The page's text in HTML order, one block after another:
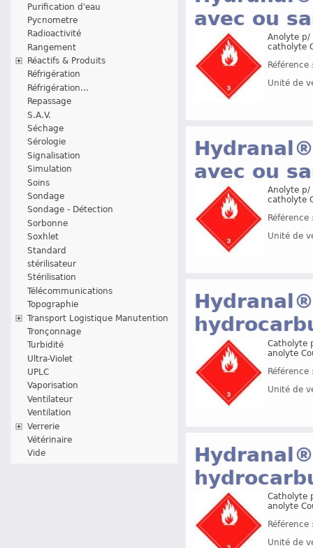
Purification d'eau
Pycnometre
Radioactivité
Rangement
Réactifs & Produits
Réfrigération
Réfrigération...
Repassage
S.A.V.
Séchage
Sérologie
Signalisation
Simulation
Soins
Sondage
Sondage - Détection
Sorbonne
Soxhlet
Standard
stérilisateur
Stérilisation
Télécommunications
Topographie
Transport Logistique Manutention
Tronçonnage
Turbidité
Ultra-Violet
UPLC
Vaporisation
Ventilateur
Ventilation
Verrerie
Vétérinaire
Vide
avec ou
Anolyte p/
catholyte
Unité de
avec ou
Anolyte p/
catholyte
Unité de
Catholyte
anolyte
Unité de
Catholyte
anolyte
Unité de